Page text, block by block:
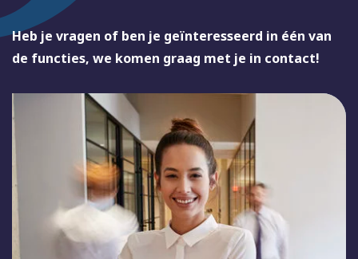
Heb je vragen of ben je geïnteresseerd in één van
de functies, we komen graag met je in contact!